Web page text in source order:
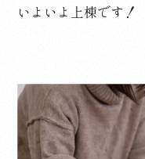
いよいよ上棟です！